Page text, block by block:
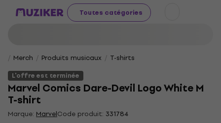
Toutes catégories
Merch Produits musicaux
T-shirts
L'offre est terminée
Marvel Comics Dare-Devil Logo White M
T-shirt
Marque: MarvelCode produit: 331784